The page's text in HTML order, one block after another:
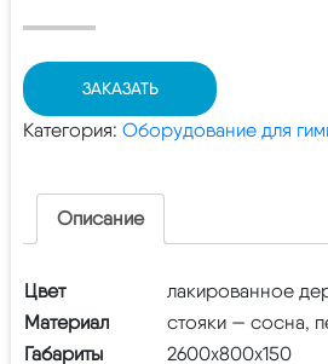
ЗАКАЗАТЬ
Категория: Оборудование для
Описание
Цвет
лакированное
Материал
стояки — сосна,
Габариты
2600х800х150